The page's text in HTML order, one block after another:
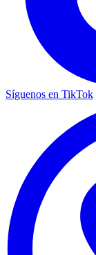
Síguenos en TikTok